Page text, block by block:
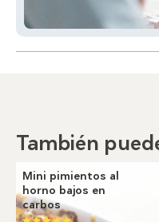
También
Mini pimientos al
horno bajos en
carbos